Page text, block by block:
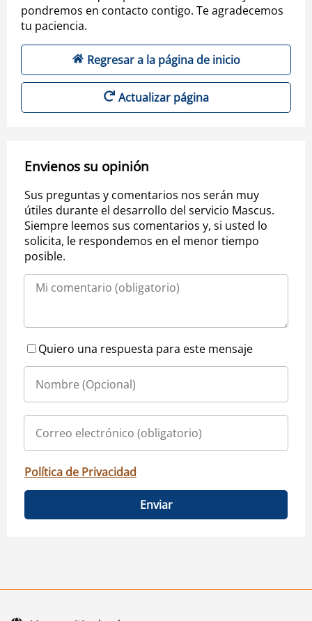
pondremos en contacto contigo. Te agradecemos
tu paciencia.
Regresar a la página de inicio
Actualizar página
Envienos su opinión
Sus preguntas y comentarios nos serán muy
útiles durante el desarrollo del servicio Mascus.
Siempre leemos sus comentarios y, si usted lo
solicita, le respondemos en el menor tiempo
posible.
Quiero una respuesta para este mensaje
Política de Privacidad
Enviar